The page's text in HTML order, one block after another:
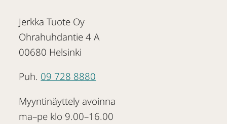
Jerkka Tuote Oy
Ohrahuhdantie 4 A
00680 Helsinki
Puh. 09 728 8880
Myyntinäyttely avoinna
ma–pe klo 9.00–16.00